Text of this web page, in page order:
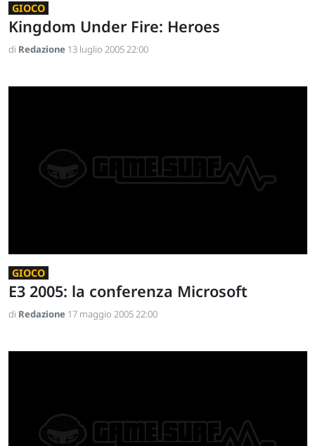
GIOCO
Kingdom Under Fire: Heroes
di Redazione 13 luglio 2005 22:00
GIOCO
E3 2005: la conferenza Microsoft
di Redazione 17 maggio 2005 22:00